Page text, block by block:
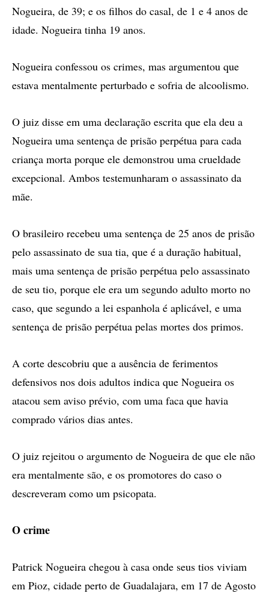
Nogueira, de 39; e os filhos do casal, de 1 e 4 anos de
idade. Nogueira tinha 19 anos.
Nogueira confessou os crimes, mas argumentou que
estava mentalmente perturbado e sofria de alcoolismo.
O juiz disse em uma declaração escrita que ela deu a
Nogueira uma sentença de prisão perpétua para cada
criança morta porque ele demonstrou uma crueldade
excepcional. Ambos testemunharam o assassinato da
mãe.
O brasileiro recebeu uma sentença de 25 anos de prisão
pelo assassinato de sua tia, que é a duração habitual,
mais uma sentença de prisão perpétua pelo assassinato
de seu tio, porque ele era um segundo adulto morto no
caso, que segundo a lei espanhola é aplicável, e uma
sentença de prisão perpétua pelas mortes dos primos.
A corte descobriu que a ausência de ferimentos
defensivos nos dois adultos indica que Nogueira os
atacou sem aviso prévio, com uma faca que havia
comprado vários dias antes.
O juiz rejeitou o argumento de Nogueira de que ele não
era mentalmente são, e os promotores do caso o
descreveram como um psicopata.
O crime
Patrick Nogueira chegou à casa onde seus tios viviam
em Pioz, cidade perto de Guadalajara, em 17 de Agosto